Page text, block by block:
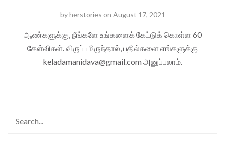
byherstories on August 17, 2021
ஆண்களுக்கு, நீங்களே உங்களைக் கேட்டுக் கொள்ள 60
கேள்விகள். விருப்பமிருந்தால், பதில்களை எங்களுக்கு
keladamanidava@gmail.com அனுப்பலாம்.